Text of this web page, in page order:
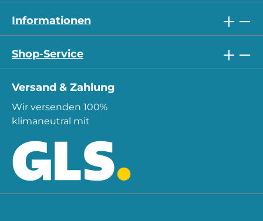
Informationen
Shop-Service
Versand & Zahlung
Wir versenden 100%
klimaneutral mit